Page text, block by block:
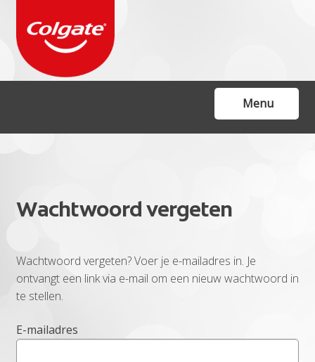
door
naar
navigatie
naar
de
inhoud
Menu
Home
Contactformulier
NL Webshop:
Wachtwoord vergeten
Wachtwoord vergeten? Voer je e-mailadres in. Je
ontvangt een link via e-mail om een nieuw wachtwoord in
te stellen.
E-mailadres